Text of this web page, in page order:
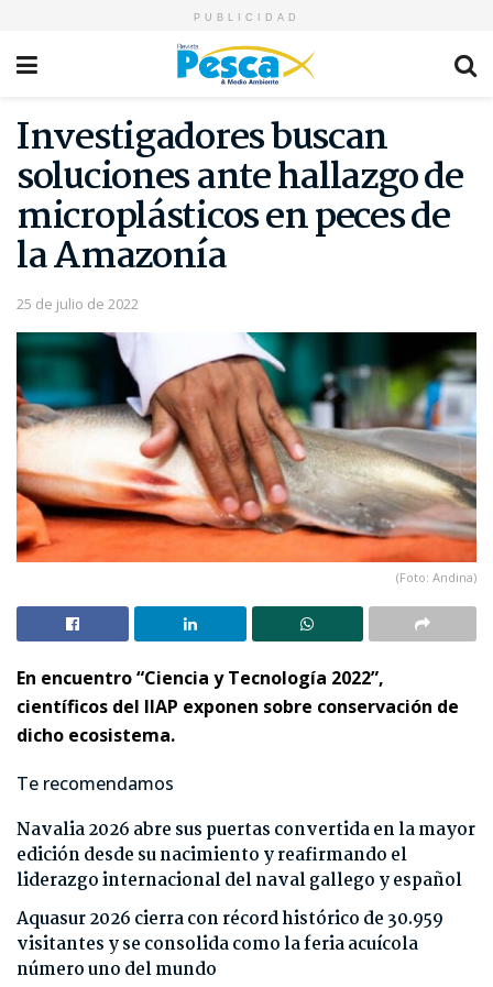
PUBLICIDAD
Investigadores buscan
soluciones ante hallazgo de
microplásticos en peces de
la Amazonía
25 de julio de 2022
(Foto: Andina)
En encuentro “Ciencia y Tecnología 2022”,
científicos del IIAP exponen sobre conservación de
dicho ecosistema.
Te recomendamos
Navalia 2026 abre sus puertas convertida en la mayor
edición desde su nacimiento y reafirmando el
liderazgo internacional del naval gallego y español
Aquasur 2026 cierra con récord histórico de 30.959
visitantes y se consolida como la feria acuícola
número uno del mundo